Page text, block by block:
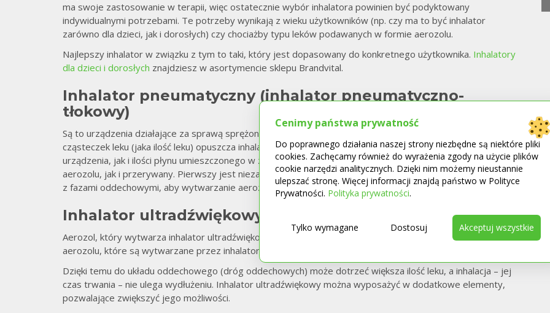
ma swoje zastosowanie w terapii, więc ostatecznie wybór inhalatora powinien być podyktowany
indywidualnymi potrzebami. Te potrzeby wynikają z wieku użytkowników (np. czy ma to być inhalator
zarówno dla dzieci, jak i dorosłych) czy chociażby typu leków podawanych w formie aerozolu.
Najlepszy inhalator w związku z tym to taki, który jest dopasowany do konkretnego użytkownika. Inhalatory
dla dzieci i dorosłych znajdziesz w asortymencie sklepu Brandvital.
Inhalator pneumatyczny (inhalator pneumatyczno-
tłokowy)
Są to urządzenia działające za sprawą sprężonego powietrza, zasilane prądem lub bateriami. To, ile
cząsteczek leku (jaka ilość leku) opuszcza inhalatory pneumatyczno-tłokowe, zależy zarówno od typu
urządzenia, jak i ilości płynu umieszczonego w zbiorniczku. Nebulizatory te mogą mieć ciągły tryb produkcji
aerozolu, jak i przerywany. Pierwszy jest niezależny od oddechu użytkownika, a drugi należy skojarzyć
z fazami oddechowymi, aby wytwarzanie aerozolu zwiększyło się podczas aktywnego wdechu.
Inhalator ultradźwiękowy
Aerozol, który wytwarza inhalator ultradźwiękowy ma dużą gęstość i to odróżnia go od tych cząsteczek
aerozolu, które są wytwarzane przez inhalatory pneumatyczno-tłokowe.
Dzięki temu do układu oddechowego (dróg oddechowych) może dotrzeć większa ilość leku, a inhalacja – jej
czas trwania – nie ulega wydłużeniu. Inhalator ultradźwiękowy można wyposażyć w dodatkowe elementy,
pozwalające zwiększyć jego możliwości.
Cenimy państwa prywatność
Do poprawnego działania naszej strony niezbędne są niektóre pliki
cookies. Zachęcamy również do wyrażenia zgody na użycie plików
cookie narzędzi analitycznych. Dzięki nim możemy nieustannie
ulepszać stronę. Więcej informacji znajdą państwo w Polityce
Prywatności. Polityka prywatności.
Dostosuj
Tylko wymagane Akceptuj wszystkie